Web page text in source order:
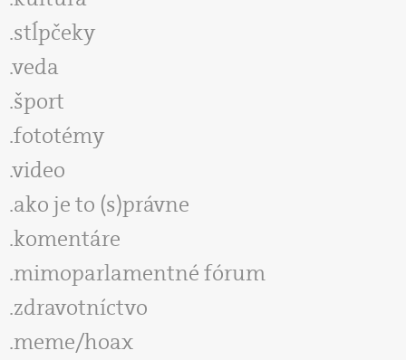
stĺpčeky
veda
šport
fototémy
video
ako je to (s)právne
komentáre
mimoparlamentné fórum
zdravotníctvo
meme/hoax